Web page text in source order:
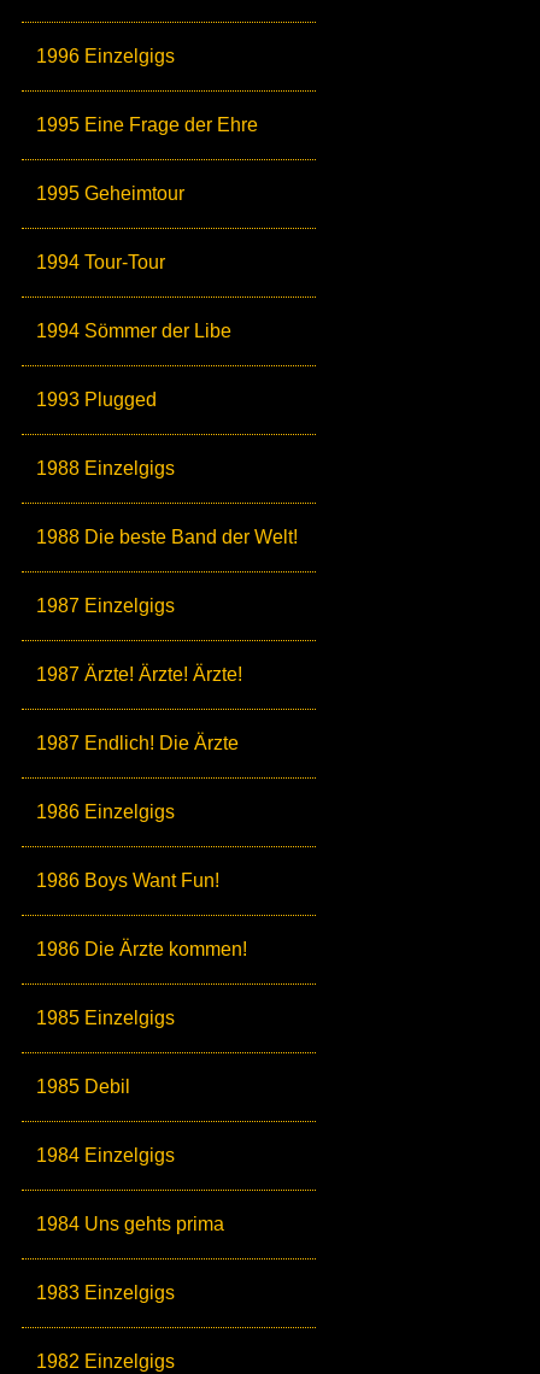
1996 Einzelgigs
1995 Eine Frage der Ehre
1995 Geheimtour
1994 Tour-Tour
1994 Sömmer der Libe
1993 Plugged
1988 Einzelgigs
1988 Die beste Band der Welt!
1987 Einzelgigs
1987 Ärzte! Ärzte! Ärzte!
1987 Endlich! Die Ärzte
1986 Einzelgigs
1986 Boys Want Fun!
1986 Die Ärzte kommen!
1985 Einzelgigs
1985 Debil
1984 Einzelgigs
1984 Uns gehts prima
1983 Einzelgigs
1982 Einzelgigs